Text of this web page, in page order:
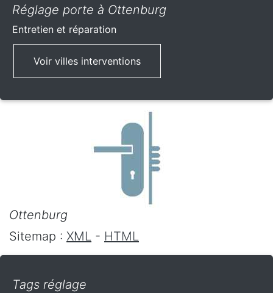
Réglage porte à Ottenburg
Entretien et réparation
Voir villes interventions
Ottenburg
Sitemap : XML - HTML
Tags réglage